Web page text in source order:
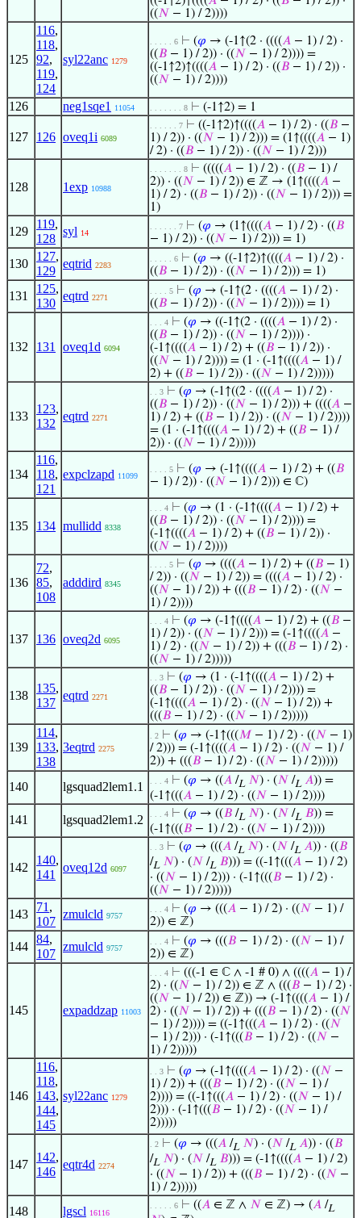
((𝑁 − 1) / 2))))
125
116,
118,
92,
119,
124
syl22anc 1279
. . . . . 6 ⊢ (𝜑 → (-1↑(2 · ((((𝐴 − 1) / 2) ·
((𝐵 − 1) / 2)) · ((𝑁 − 1) / 2)))) =
((-1↑2)↑((((𝐴 − 1) / 2) · ((𝐵 − 1) / 2)) ·
((𝑁 − 1) / 2))))
126 neg1sqe1 11054 . . . . . . . 8 ⊢ (-1↑2) = 1
127 126 oveq1i 6089
. . . . . . 7 ⊢ ((-1↑2)↑((((𝐴 − 1) / 2) · ((𝐵 −
1) / 2)) · ((𝑁 − 1) / 2))) = (1↑((((𝐴 − 1)
/ 2) · ((𝐵 − 1) / 2)) · ((𝑁 − 1) / 2)))
128 1exp 10988
. . . . . . . 8 ⊢ (((((𝐴 − 1) / 2) · ((𝐵 − 1) /
2)) · ((𝑁 − 1) / 2)) ∈ ℤ → (1↑((((𝐴 −
1) / 2) · ((𝐵 − 1) / 2)) · ((𝑁 − 1) / 2))) =
1)
129
119,
128
syl 14
. . . . . . 7 ⊢ (𝜑 → (1↑((((𝐴 − 1) / 2) · ((𝐵
− 1) / 2)) · ((𝑁 − 1) / 2))) = 1)
130
127,
129
eqtrid 2283
. . . . . 6 ⊢ (𝜑 → ((-1↑2)↑((((𝐴 − 1) / 2) ·
((𝐵 − 1) / 2)) · ((𝑁 − 1) / 2))) = 1)
131
125,
130
eqtrd 2271
. . . . 5 ⊢ (𝜑 → (-1↑(2 · ((((𝐴 − 1) / 2) ·
((𝐵 − 1) / 2)) · ((𝑁 − 1) / 2)))) = 1)
132 131 oveq1d 6094
. . . 4 ⊢ (𝜑 → ((-1↑(2 · ((((𝐴 − 1) / 2) ·
((𝐵 − 1) / 2)) · ((𝑁 − 1) / 2)))) ·
(-1↑((((𝐴 − 1) / 2) + ((𝐵 − 1) / 2)) ·
((𝑁 − 1) / 2)))) = (1 · (-1↑((((𝐴 − 1) /
2) + ((𝐵 − 1) / 2)) · ((𝑁 − 1) / 2)))))
133
123,
132
eqtrd 2271
. . 3 ⊢ (𝜑 → (-1↑((2 · ((((𝐴 − 1) / 2) ·
((𝐵 − 1) / 2)) · ((𝑁 − 1) / 2))) + ((((𝐴 −
1) / 2) + ((𝐵 − 1) / 2)) · ((𝑁 − 1) / 2))))
= (1 · (-1↑((((𝐴 − 1) / 2) + ((𝐵 − 1) /
2)) · ((𝑁 − 1) / 2)))))
134
116,
118,
121
expclzapd 11099
. . . . 5 ⊢ (𝜑 → (-1↑((((𝐴 − 1) / 2) + ((𝐵
− 1) / 2)) · ((𝑁 − 1) / 2))) ∈ ℂ)
135 134 mullidd 8338
. . . 4 ⊢ (𝜑 → (1 · (-1↑((((𝐴 − 1) / 2) +
((𝐵 − 1) / 2)) · ((𝑁 − 1) / 2)))) =
(-1↑((((𝐴 − 1) / 2) + ((𝐵 − 1) / 2)) ·
((𝑁 − 1) / 2))))
136
72,
85,
108
adddird 8345
. . . . 5 ⊢ (𝜑 → ((((𝐴 − 1) / 2) + ((𝐵 − 1)
/ 2)) · ((𝑁 − 1) / 2)) = ((((𝐴 − 1) / 2) ·
((𝑁 − 1) / 2)) + (((𝐵 − 1) / 2) · ((𝑁 −
1) / 2))))
137 136 oveq2d 6095
. . . 4 ⊢ (𝜑 → (-1↑((((𝐴 − 1) / 2) + ((𝐵 −
1) / 2)) · ((𝑁 − 1) / 2))) = (-1↑((((𝐴 −
1) / 2) · ((𝑁 − 1) / 2)) + (((𝐵 − 1) / 2) ·
((𝑁 − 1) / 2)))))
138
135,
137
eqtrd 2271
. . 3 ⊢ (𝜑 → (1 · (-1↑((((𝐴 − 1) / 2) +
((𝐵 − 1) / 2)) · ((𝑁 − 1) / 2)))) =
(-1↑((((𝐴 − 1) / 2) · ((𝑁 − 1) / 2)) +
(((𝐵 − 1) / 2) · ((𝑁 − 1) / 2)))))
139
114,
133,
138
3eqtrd 2275
. 2 ⊢ (𝜑 → (-1↑(((𝑀 − 1) / 2) · ((𝑁 − 1)
/ 2))) = (-1↑((((𝐴 − 1) / 2) · ((𝑁 − 1) /
2)) + (((𝐵 − 1) / 2) · ((𝑁 − 1) / 2)))))
140 lgsquad2lem1.1 . . . 4 ⊢ (𝜑 → ((𝐴 /L 𝑁) · (𝑁 /L 𝐴)) =
(-1↑(((𝐴 − 1) / 2) · ((𝑁 − 1) / 2))))
141 lgsquad2lem1.2 . . . 4 ⊢ (𝜑 → ((𝐵 /L 𝑁) · (𝑁 /L 𝐵)) =
(-1↑(((𝐵 − 1) / 2) · ((𝑁 − 1) / 2))))
142
140,
141
oveq12d 6097
. . 3 ⊢ (𝜑 → (((𝐴 /L 𝑁) · (𝑁 /L 𝐴)) · ((𝐵
/L 𝑁) · (𝑁 /L 𝐵))) = ((-1↑(((𝐴 − 1) / 2)
· ((𝑁 − 1) / 2))) · (-1↑(((𝐵 − 1) / 2) ·
((𝑁 − 1) / 2)))))
143
71 ,
107
zmulcld 9757
. . . 4 ⊢ (𝜑 → (((𝐴 − 1) / 2) · ((𝑁 − 1) /
2)) ∈ ℤ)
144
84,
107
zmulcld 9757
. . . 4 ⊢ (𝜑 → (((𝐵 − 1) / 2) · ((𝑁 − 1) /
2)) ∈ ℤ)
145 expaddzap 11003
. . . 4 ⊢ (((-1 ∈ ℂ ∧ -1 # 0) ∧ ((((𝐴 − 1) /
2) · ((𝑁 − 1) / 2)) ∈ ℤ ∧ (((𝐵 − 1) / 2) ·
((𝑁 − 1) / 2)) ∈ ℤ)) → (-1↑((((𝐴 − 1) /
2) · ((𝑁 − 1) / 2)) + (((𝐵 − 1) / 2) · ((𝑁
− 1) / 2)))) = ((-1↑(((𝐴 − 1) / 2) · ((𝑁
− 1) / 2))) · (-1↑(((𝐵 − 1) / 2) · ((𝑁 −
1) / 2)))))
146
116,
118,
143,
144,
145
syl22anc 1279
. . 3 ⊢ (𝜑 → (-1↑((((𝐴 − 1) / 2) · ((𝑁 −
1) / 2)) + (((𝐵 − 1) / 2) · ((𝑁 − 1) /
2)))) = ((-1↑(((𝐴 − 1) / 2) · ((𝑁 − 1) /
2))) · (-1↑(((𝐵 − 1) / 2) · ((𝑁 − 1) /
2)))))
147
142,
146
eqtr4d 2274
. 2 ⊢ (𝜑 → (((𝐴 /L 𝑁) · (𝑁 /L 𝐴)) · ((𝐵
/L 𝑁) · (𝑁 /L 𝐵))) = (-1↑((((𝐴 − 1) / 2)
· ((𝑁 − 1) / 2)) + (((𝐵 − 1) / 2) · ((𝑁 −
1) / 2)))))
148 lgscl 16116
. . . . . 6 ⊢ ((𝐴 ∈ ℤ ∧ 𝑁 ∈ ℤ) → (𝐴 /L